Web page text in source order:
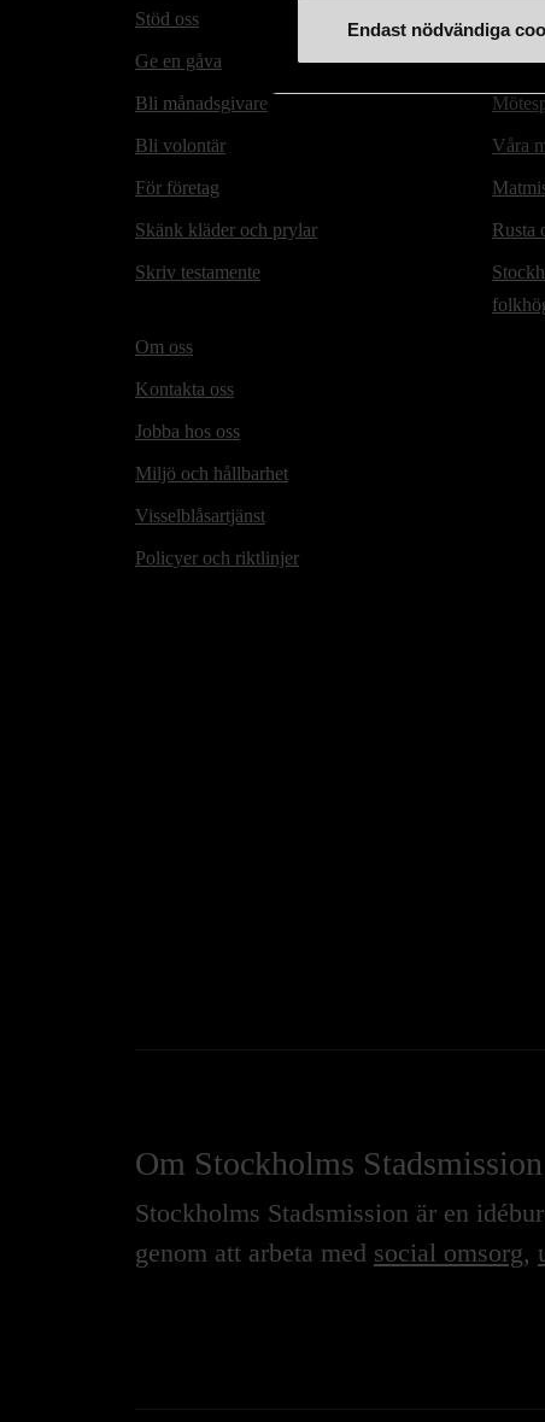
Endast nödvändiga
Stöd oss
Ge en gåva
Bli månadsgivare
Bli volontär
För företag
Skänk kläder och prylar
Skriv testamente
Hitta
Våra
Rusta
Om oss
Kontakta oss
Jobba hos oss
Miljö och hållbarhet
Visselblåsartjänst
Policyer och riktlinjer
Om Stockholms Stadsmission
Stockholms Stadsmission är en
genom att arbeta med social omsorg,